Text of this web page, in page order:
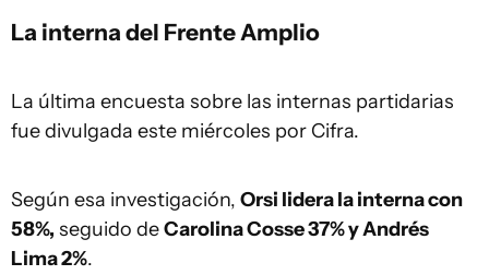
La interna del Frente Amplio
La última encuesta sobre las internas partidarias
fue divulgada este miércoles por Cifra.
Según esa investigación, Orsi lidera la interna con
58%, seguido deCarolina Cosse 37% y Andrés
Lima 2%.